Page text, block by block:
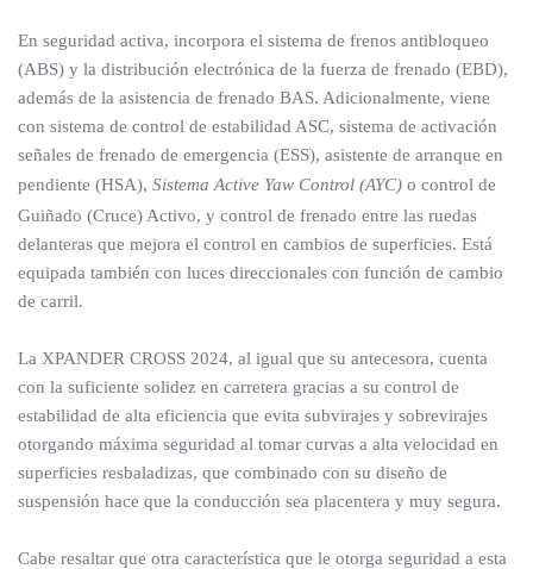
En seguridad activa, incorpora el sistema de frenos antibloqueo
(ABS) y la distribución electrónica de la fuerza de frenado (EBD),
además de la asistencia de frenado BAS. Adicionalmente, viene
con sistema de control de estabilidad ASC, sistema de activación
señales de frenado de emergencia (ESS), asistente de arranque en
pendiente (HSA), Sistema Active Yaw Control (AYC) o control de
Guiñado (Cruce) Activo, y control de frenado entre las ruedas
delanteras que mejora el control en cambios de superficies. Está
equipada también con luces direccionales con función de cambio
de carril.
La XPANDER CROSS 2024, al igual que su antecesora, cuenta
con la suficiente solidez en carretera gracias a su control de
estabilidad de alta eficiencia que evita subvirajes y sobrevirajes
otorgando máxima seguridad al tomar curvas a alta velocidad en
superficies resbaladizas, que combinado con su diseño de
suspensión hace que la conducción sea placentera y muy segura.
Cabe resaltar que otra característica que le otorga seguridad a esta